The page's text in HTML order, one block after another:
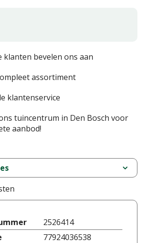
klanten bevelen ons aan
assortiment
klantenservice
tuincentrum in Den Bosch voor
aanbod!
2526414
77924036538